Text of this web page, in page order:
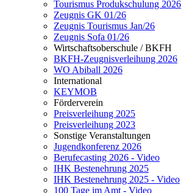
Tourismus Produkschulung 2026
Zeugnis GK 01/26
Zeugnis Tourismus Jan/26
Zeugnis Sofa 01/26
Wirtschaftsoberschule / BKFH
BKFH-Zeugnisverleihung 2026
WO Abiball 2026
International
KEYMOB
Förderverein
Preisverleihung 2025
Preisverleihung 2023
Sonstige Veranstaltungen
Jugendkonferenz 2026
Berufecasting 2026 - Video
IHK Bestenehrung 2025
IHK Bestenehrung 2025 - Video
100 Tage im Amt - Video